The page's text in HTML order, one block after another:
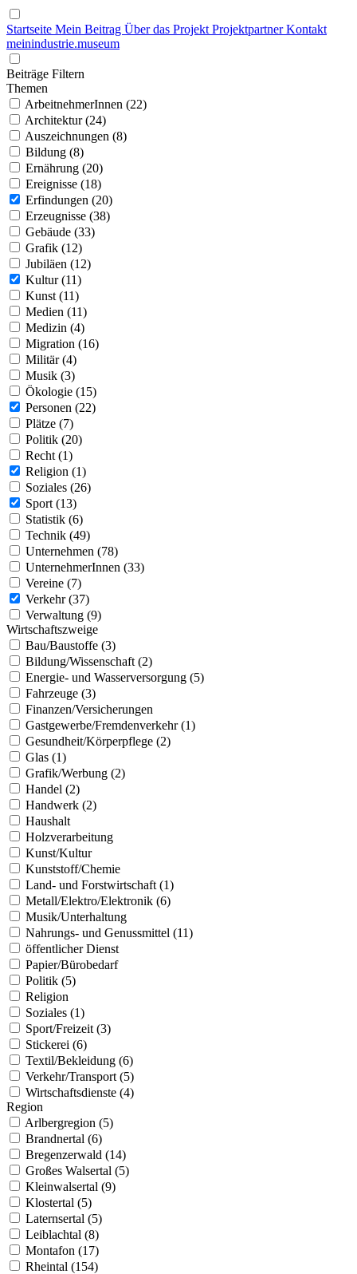
Startseite Mein Beitrag Über das Projekt ProjektpartnerKontakt
meinindustrie.museum
Beiträge Filtern
Themen
ArbeitnehmerInnen (22)
Architektur (24)
Auszeichnungen (8)
Bildung (8)
Ernährung (20)
Ereignisse (18)
Erfindungen (20)
Erzeugnisse (38)
Gebäude (33)
Grafik (12)
Jubiläen (12)
Kultur (11)
Kunst (11)
Medien (11)
Medizin (4)
Migration (16)
Militär (4)
Musik (3)
Ökologie (15)
Personen (22)
Plätze (7)
Politik (20)
Recht (1)
Religion (1)
Soziales (26)
Sport (13)
Statistik (6)
Technik (49)
Unternehmen (78)
UnternehmerInnen (33)
Vereine (7)
Verkehr (37)
Verwaltung (9)
Wirtschaftszweige
Bau/Baustoffe (3)
Bildung/Wissenschaft (2)
Energie- und Wasserversorgung (5)
Fahrzeuge (3)
Finanzen/Versicherungen
Gastgewerbe/Fremdenverkehr (1)
Gesundheit/Körperpflege (2)
Glas (1)
Grafik/Werbung (2)
Handel (2)
Handwerk (2)
Haushalt
Holzverarbeitung
Kunst/Kultur
Kunststoff/Chemie
Land- und Forstwirtschaft (1)
Metall/Elektro/Elektronik (6)
Musik/Unterhaltung
Nahrungs- und Genussmittel (11)
öffentlicher Dienst
Papier/Bürobedarf
Politik (5)
Religion
Soziales (1)
Sport/Freizeit (3)
Stickerei (6)
Textil/Bekleidung (6)
Verkehr/Transport (5)
Wirtschaftsdienste (4)
Region
Arlbergregion (5)
Brandnertal (6)
Bregenzerwald (14)
Großes Walsertal (5)
Kleinwalsertal (9)
Klostertal (5)
Laternsertal (5)
Leiblachtal (8)
Montafon (17)
Rheintal (154)